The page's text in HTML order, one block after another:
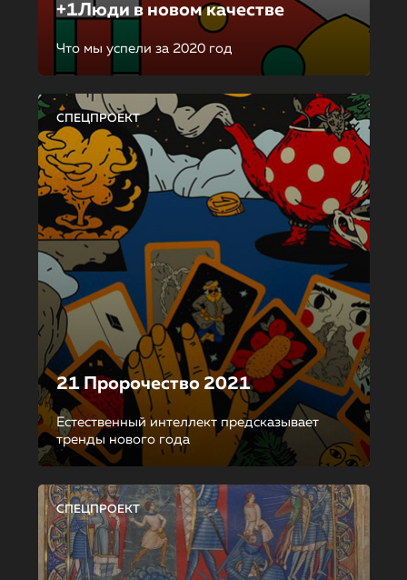
+1Люди в новом качестве
Что мы успели за 2020 год
СПЕЦПРОЕКТ
21 Пророчество 2021
Естественный интеллект предсказывает
тренды нового года
СПЕЦПРОЕКТ